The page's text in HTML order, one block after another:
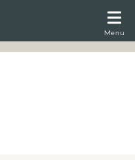
Menu